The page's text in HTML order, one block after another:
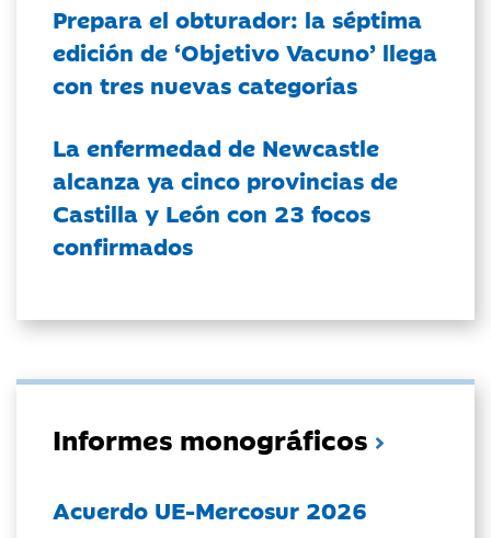
Prepara el obturador: la séptima
edición de ‘Objetivo Vacuno’ llega
con tres nuevas categorías
La enfermedad de Newcastle
alcanza ya cinco provincias de
Castilla y León con 23 focos
confirmados
Informes monográficos
Acuerdo UE-Mercosur 2026